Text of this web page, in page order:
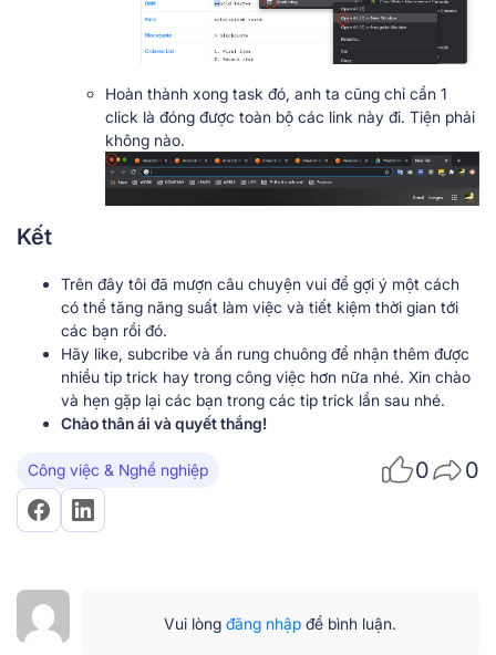
Hoàn thành xong task đó, anh ta cũng chỉ cần 1
click là đóng được toàn bộ các link này đi. Tiện phải
không nào.
Kết
Trên đây tôi đã mượn câu chuyện vui để gợi ý một cách
có thể tăng năng suất làm việc và tiết kiệm thời gian tới
các bạn rồi đó.
Hãy like, subcribe và ấn rung chuông để nhận thêm được
nhiều tip trick hay trong công việc hơn nữa nhé. Xin chào
và hẹn gặp lại các bạn trong các tip trick lần sau nhé.
Chào thân ái và quyết thắng!
Công việc & Nghề nghiệp 0 0
Vui lòng đăng nhập để bình luận.